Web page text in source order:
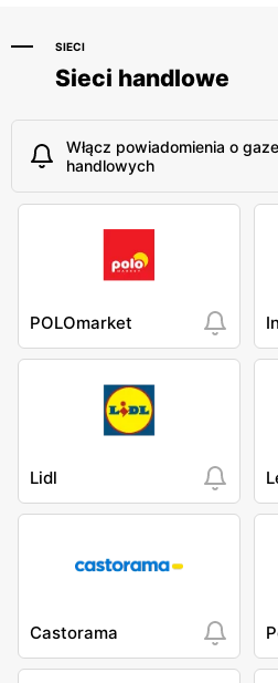
SIECI
Sieci handlowe
Włącz powiadomienia o
handlowych
POLOmarket
Lidl
Castorama